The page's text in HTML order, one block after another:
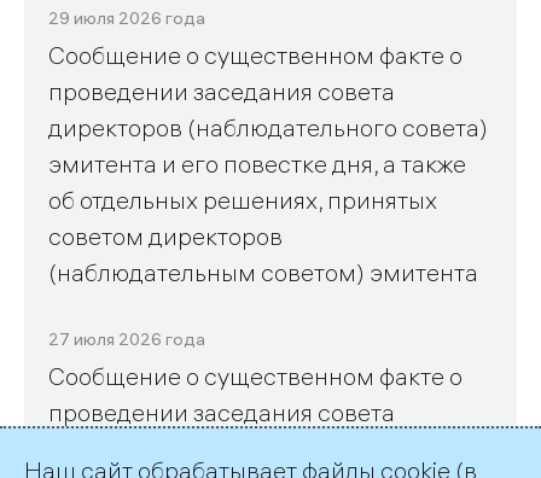
29 июля 2026 года
Сообщение о существенном факте о
проведении заседания совета
директоров (наблюдательного совета)
эмитента и его повестке дня, а также
об отдельных решениях, принятых
советом директоров
(наблюдательным советом) эмитента
27 июля 2026 года
Сообщение о существенном факте о
проведении заседания совета
Наш сайт обрабатывает файлы cookie (в